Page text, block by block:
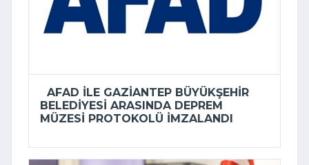
AFAD ILE GAZIANTEP BÜYÜKŞEHIR
BELEDIYESI ARASINDA DEPREM
MÜZESI PROTOKOLÜ IMZALANDI